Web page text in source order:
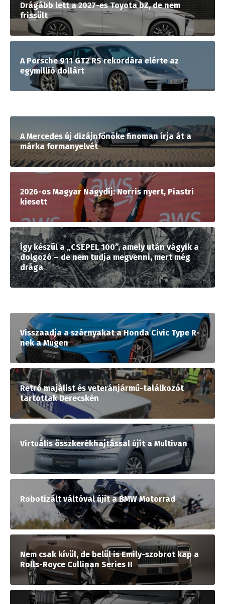
Drágább lett a 2027-es Toyota bZ, de nem
frissült
A Porsche 911 GT2 RS rekordára elérte az
egymillió dollárt
A Mercedes új dizájnfőnöke finoman írja át a
márka formanyelvét
2026-os Magyar Nagydíj: Norris nyert, Piastri
kiesett
Így készül a „CSEPEL 100”, amely után vágyik a
dolgozó – de nem tudja megvenni, mert még
drága
Visszaadja a szárnyakat a Honda Civic Type R-
nek a Mugen
Retró majálist és veteránjármű-találkozót
tartottak Derecskén
Virtuális összkerékhajtással újít a Multivan
Robotizált váltóval újít a BMW Motorrad
Nem csak kívül, de belül is Emily-szobrot kap a
Rolls-Royce Cullinan Series II